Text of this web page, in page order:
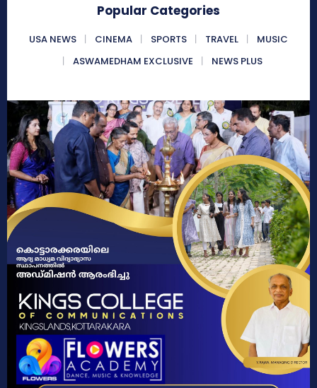
Popular Categories
USA NEWS CINEMA SPORTS TRAVEL
MUSIC
ASWAMEDHAM EXCLUSIVE
NEWS PLUS